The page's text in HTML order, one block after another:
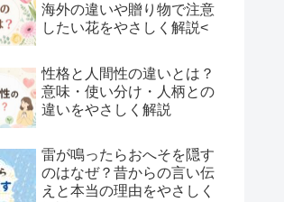
海外の違いや贈り物で注意
したい花をやさしく解説<
性格と人間性の違いとは？
意味・使い分け・人柄との
違いをやさしく解説
雷が鳴ったらおへそを隠す
のはなぜ？昔からの言い伝
えと本当の理由をやさしく